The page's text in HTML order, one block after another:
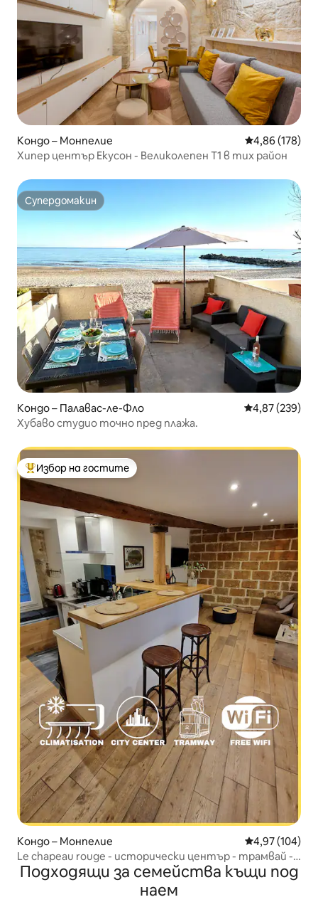
Кондо – Монпелие Средна
4,86 (178)
Хипер център Екусон - Великолепен T1 в тих район
Супердомакин
Супердомакин
Кондо – Палавас-ле-Фло Средна
4,87 (239)
Хубаво студио точно пред плажа.
Най-популярен избор на гостите
Избор на гостите
Кондо – Монпелие Средна
4,97 (104)
Le chapeau rouge - исторически център - трамвай -
климатик
Подходящи за семейства къщи под
наем